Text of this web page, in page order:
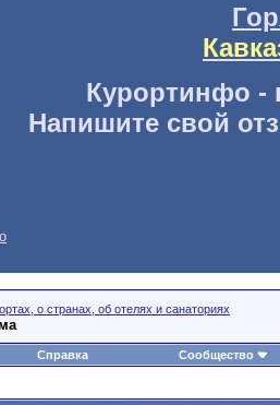
Курортинфо -
Напишите свой
о странах, об отелях и санаториях
Справка Сообщество